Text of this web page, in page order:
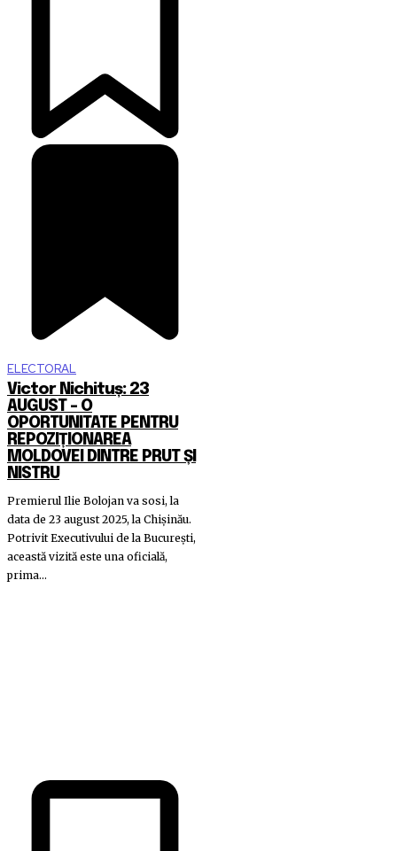
ELECTORAL
Victor Nichituș: 23
AUGUST – O
OPORTUNITATE PENTRU
REPOZIȚIONAREA
MOLDOVEI DINTRE PRUT ȘI
NISTRU
Premierul Ilie Bolojan va sosi, la
data de 23 august 2025, la Chișinău.
Potrivit Executivului de la București,
această vizită este una oficială,
prima...